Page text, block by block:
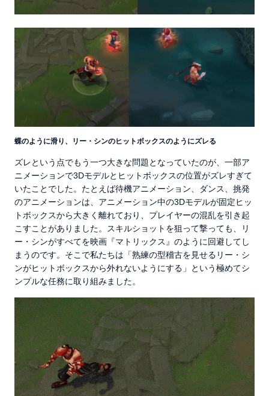
蝶のように滑り、リー・シンのヒットボックスのようにズレる
ズレという点でもう一つ大きな問題となっていたのが、一部ア
ニメーションで3Dモデルとヒットボックスの位置がズレすぎて
いたことでした。たとえば待機アニメーション、ダンス、挑発
のアニメーションは、アニメーション中の3Dモデルが固定ヒッ
トボックスから大きく離れており、プレイヤーの混乱を引き起
こすことがありました。スキルショットを狙って撃っても、リ
ー・シンがすべてを映画『マトリックス』のように回避してし
まうのです。そこで私たちは「熟練の型稽古を見せるリー・シ
ンがヒットボックスから外れないようにする」という極めてシ
ンプルな任務に取り組みました。